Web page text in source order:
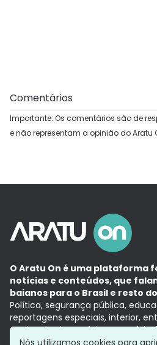
Comentários
Importante: Os comentários são de
e não representam a opinião do Aratu
O Aratu On é uma plataforma
notícias e conteúdos, que
baianos para o Brasil e resto
Política, segurança pública,
reportagens especiais, interior,
Aqui, tudo vira notícia e a notícia
com a credibilidade do Grupo
Nós utilizamos cookies para